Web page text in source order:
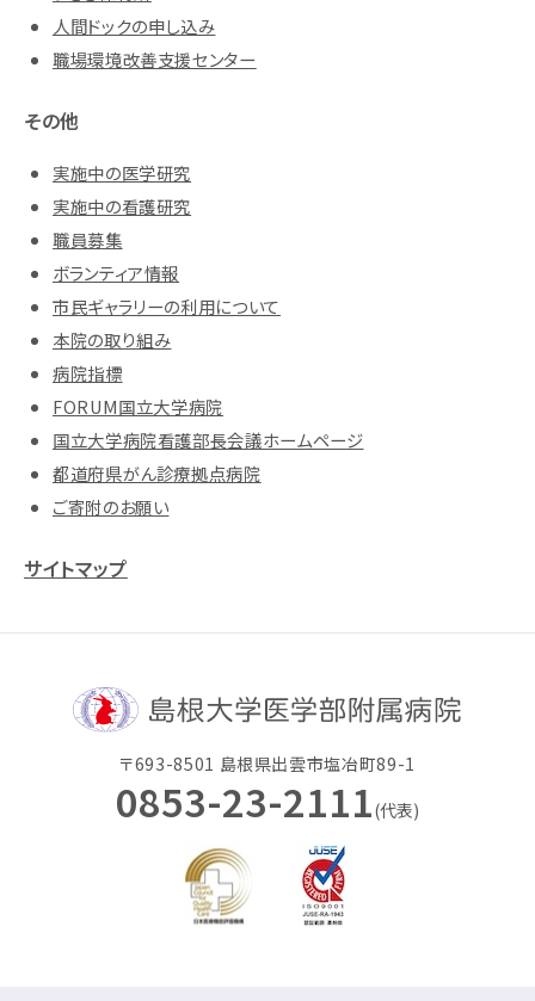
人間ドックの申し込み
職場環境改善支援センター
その他
実施中の医学研究
実施中の看護研究
職員募集
ボランティア情報
市民ギャラリーの利用について
本院の取り組み
病院指標
FORUM国立大学病院
国立大学病院看護部長会議ホームページ
都道府県がん診療拠点病院
ご寄附のお願い
サイトマップ
〒693-8501 島根県出雲市塩冶町89-1
0853-23-2111(代表)